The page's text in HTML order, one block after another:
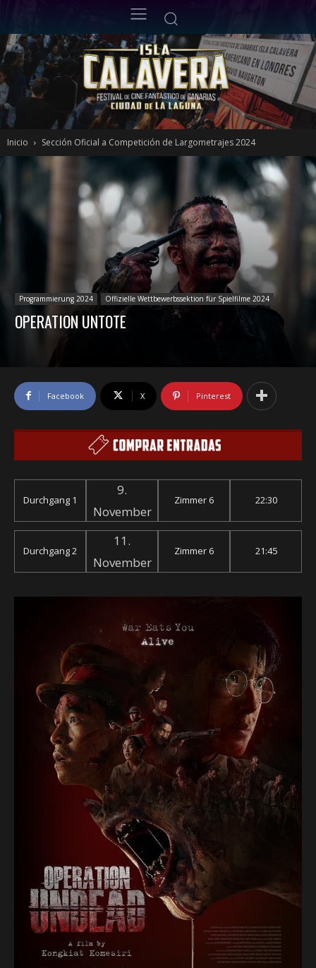
Inicio Sección Oficial a Competición de Largometrajes 2024
Programmierung 2024 Offizielle Wettbewerbssektion für Spielfilme 2024
OPERATION UNTOTE
Facebook X Pinterest
Durchgang 1
9.
November
Zimmer 6 22:30
Durchgang 2
11.
November
Zimmer 6 21:45